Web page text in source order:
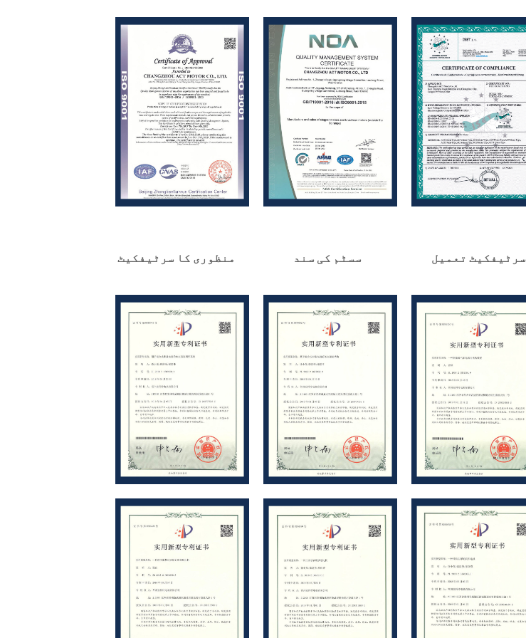
منظوری کا سرٹیفکیٹ سسٹم کی سند سرٹیفکیٹ تعمیل